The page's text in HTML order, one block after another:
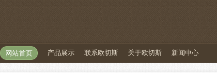
网站首页 产品展示 联系欧切斯 关于欧切斯 新闻中心